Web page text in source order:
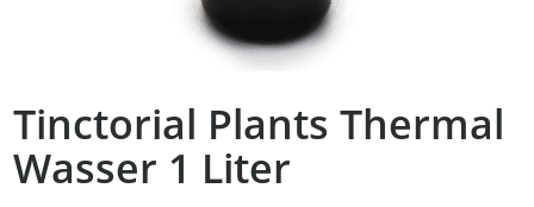
Tinctorial Plants Thermal
Wasser 1 Liter